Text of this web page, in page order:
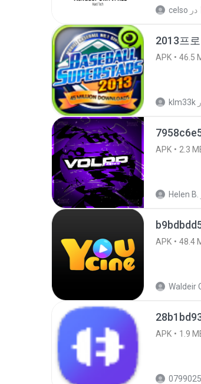
celso در
2013프
APK 46.5
klm33k
APK 2.3
Helen B.
APK 48.4
Waldeir
APK 1.9